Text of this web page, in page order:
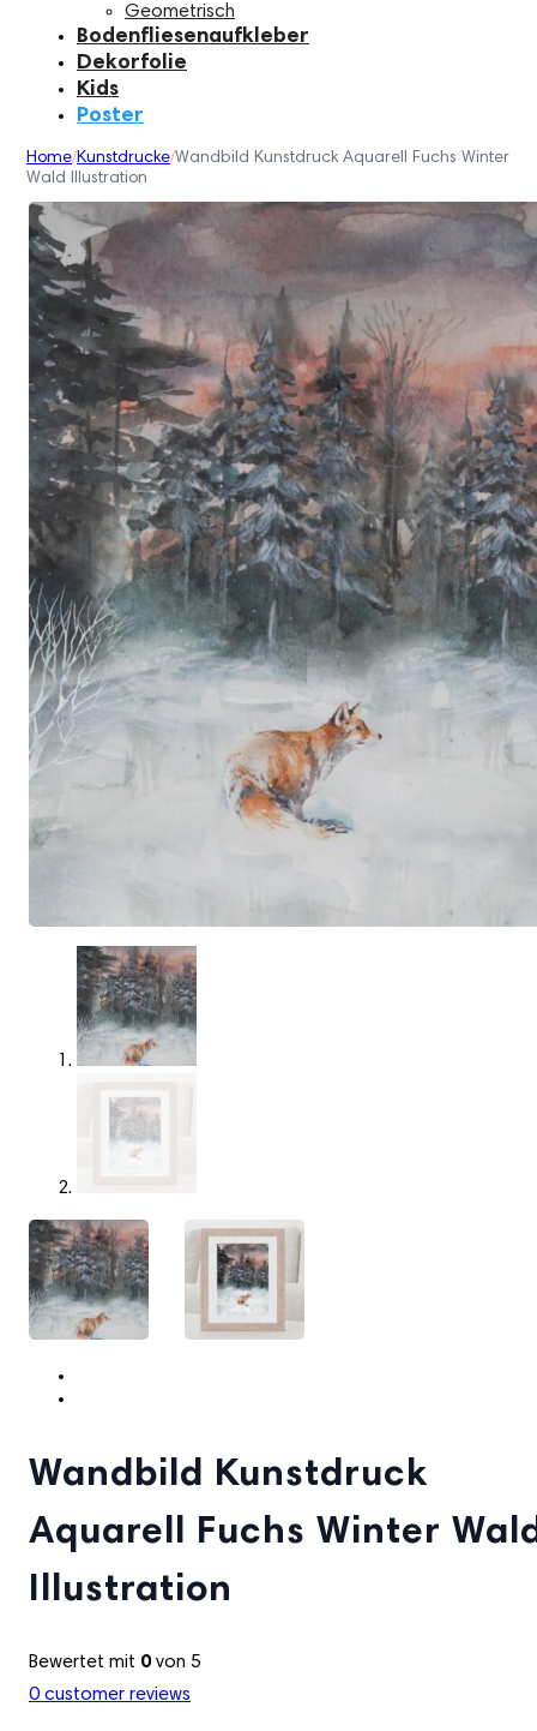
Geometrisch
Bodenfliesenaufkleber
Dekorfolie
Kids
Poster
Home/Kunstdrucke/Wandbild Kunstdruck Aquarell Fuchs Winter
Wald Illustration
Wandbild Kunstdruck
Aquarell Fuchs Winter
Illustration
Bewertet mit 0von 5
0 customer reviews